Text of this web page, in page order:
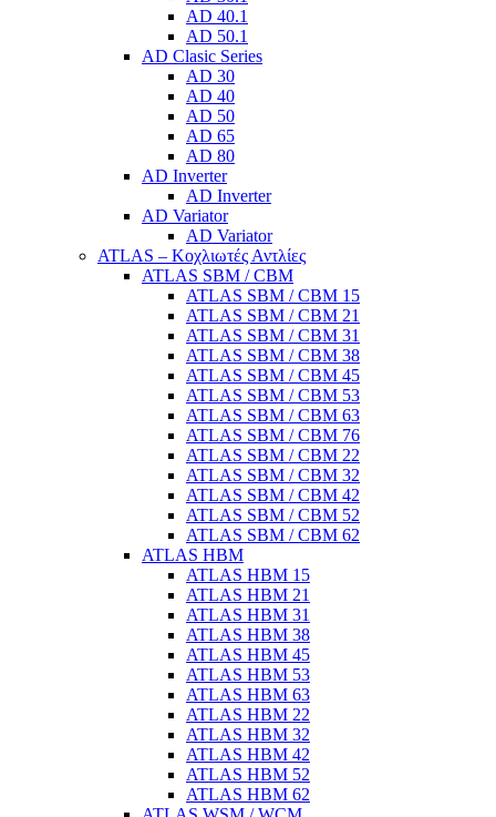
AD 40.1
AD 50.1
AD Clasic Series
AD 30
AD 40
AD 50
AD 65
AD 80
AD Inverter
AD Inverter
AD Variator
AD Variator
ATLAS – Κοχλιωτές Αντλίες
ATLAS SBM / CBM
ATLAS SBM / CBM 15
ATLAS SBM / CBM 21
ATLAS SBM / CBM 31
ATLAS SBM / CBM 38
ATLAS SBM / CBM 45
ATLAS SBM / CBM 53
ATLAS SBM / CBM 63
ATLAS SBM / CBM 76
ATLAS SBM / CBM 22
ATLAS SBM / CBM 32
ATLAS SBM / CBM 42
ATLAS SBM / CBM 52
ATLAS SBM / CBM 62
ATLAS HBM
ATLAS HBM 15
ATLAS HBM 21
ATLAS HBM 31
ATLAS HBM 38
ATLAS HBM 45
ATLAS HBM 53
ATLAS HBM 63
ATLAS HBM 22
ATLAS HBM 32
ATLAS HBM 42
ATLAS HBM 52
ATLAS HBM 62